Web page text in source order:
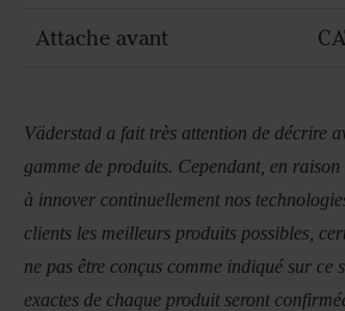
Attache avant
Väderstad a fait très attention de décrire
gamme de produits. Cependant, en
à innover continuellement nos
clients les meilleurs produits possibles,
ne pas être conçus comme indiqué sur ce
exactes de chaque produit seront